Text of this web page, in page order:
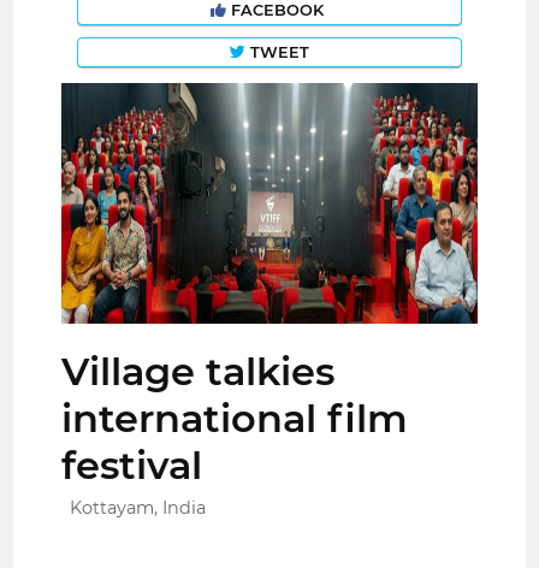
FACEBOOK
TWEET
Village talkies
international film
festival
Kottayam, India